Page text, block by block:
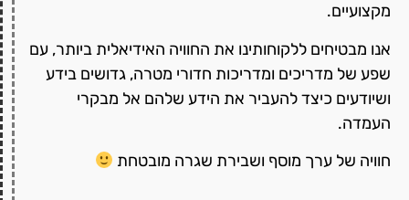
מקצועיים.
אנו מבטיחים ללקוחותינו את החוויה האידיאלית ביותר, עם
שפע של מדריכים ומדריכות חדורי מטרה, גדושים בידע
ושיודעים כיצד להעביר את הידע שלהם אל מבקרי
העמדה.
חוויה של ערך מוסף ושבירת שגרה מובטחת